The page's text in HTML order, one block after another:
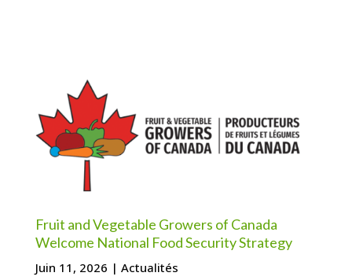
Fruit and Vegetable Growers of Canada
Welcome National Food Security Strategy
Juin 11, 2026 | Actualités